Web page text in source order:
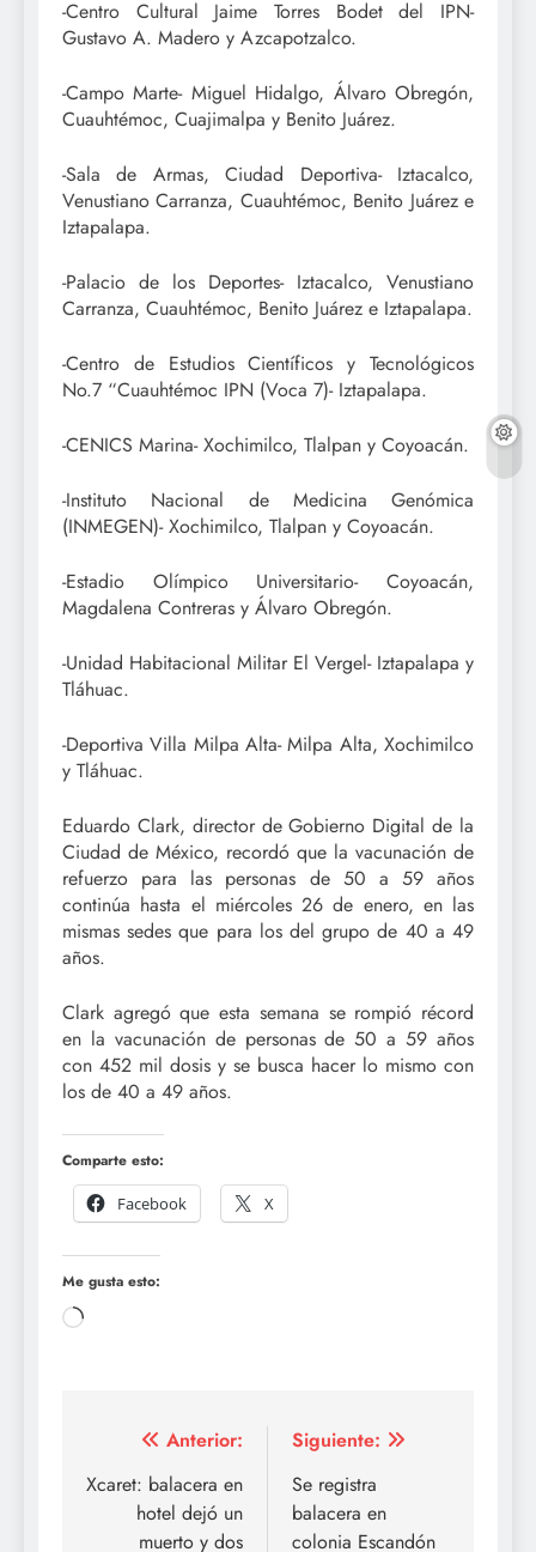
-Centro Cultural Jaime Torres Bodet del IPN-
Gustavo A. Madero y Azcapotzalco.
-Campo Marte- Miguel Hidalgo, Álvaro Obregón,
Cuauhtémoc, Cuajimalpa y Benito Juárez.
-Sala de Armas, Ciudad Deportiva- Iztacalco,
Venustiano Carranza, Cuauhtémoc, Benito Juárez e
Iztapalapa.
-Palacio de los Deportes- Iztacalco, Venustiano
Carranza, Cuauhtémoc, Benito Juárez e Iztapalapa.
-Centro de Estudios Científicos y Tecnológicos
No.7 “Cuauhtémoc IPN (Voca 7)- Iztapalapa.
-CENICS Marina- Xochimilco, Tlalpan y Coyoacán.
-Instituto Nacional de Medicina Genómica
(INMEGEN)- Xochimilco, Tlalpan y Coyoacán.
-Estadio Olímpico Universitario- Coyoacán,
Magdalena Contreras y Álvaro Obregón.
-Unidad Habitacional Militar El Vergel- Iztapalapa y
Tláhuac.
-Deportiva Villa Milpa Alta- Milpa Alta, Xochimilco
y Tláhuac.
Eduardo Clark, director de Gobierno Digital de la
Ciudad de México, recordó que la vacunación de
refuerzo para las personas de 50 a 59 años
continúa hasta el miércoles 26 de enero, en las
mismas sedes que para los del grupo de 40 a 49
años.
Clark agregó que esta semana se rompió récord
en la vacunación de personas de 50 a 59 años
con 452 mil dosis y se busca hacer lo mismo con
los de 40 a 49 años.
Comparte esto:
Facebook
X
Me gusta esto:
Cargando...
Navegación
de
entradas
Anterior:
Xcaret: balacera en
hotel dejó un
muerto y dos
Siguiente:
Se registra
balacera en
colonia Escandón